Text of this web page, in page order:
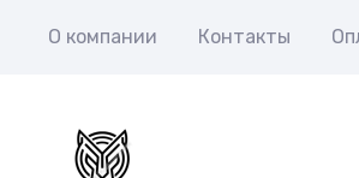
О компании Контакты